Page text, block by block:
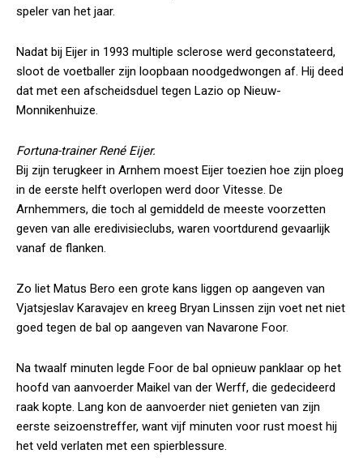
speler van het jaar.
Nadat bij Eijer in 1993 multiple sclerose werd geconstateerd,
sloot de voetballer zijn loopbaan noodgedwongen af. Hij deed
dat met een afscheidsduel tegen Lazio op Nieuw-
Monnikenhuize.
Fortuna-trainer René Eijer.
Bij zijn terugkeer in Arnhem moest Eijer toezien hoe zijn ploeg
in de eerste helft overlopen werd door Vitesse. De
Arnhemmers, die toch al gemiddeld de meeste voorzetten
geven van alle eredivisieclubs, waren voortdurend gevaarlijk
vanaf de flanken.
Zo liet Matus Bero een grote kans liggen op aangeven van
Vjatsjeslav Karavajev en kreeg Bryan Linssen zijn voet net niet
goed tegen de bal op aangeven van Navarone Foor.
Na twaalf minuten legde Foor de bal opnieuw panklaar op het
hoofd van aanvoerder Maikel van der Werff, die gedecideerd
raak kopte. Lang kon de aanvoerder niet genieten van zijn
eerste seizoenstreffer, want vijf minuten voor rust moest hij
het veld verlaten met een spierblessure.